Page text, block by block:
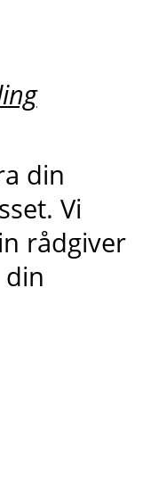
din
Vi
rådgiver